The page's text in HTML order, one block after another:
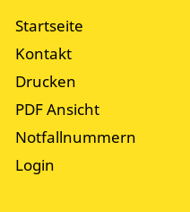
Startseite
Kontakt
Drucken
PDF Ansicht
Notfallnummern
Login